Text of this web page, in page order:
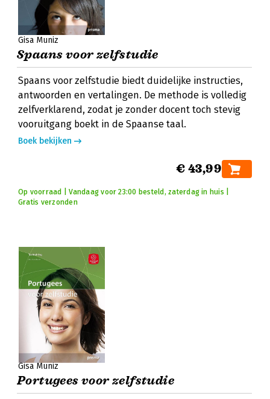
Gisa Muniz
Spaans voor zelfstudie
Spaans voor zelfstudie biedt duidelijke instructies,
antwoorden en vertalingen. De methode is volledig
zelfverklarend, zodat je zonder docent toch stevig
vooruitgang boekt in de Spaanse taal.
Boek bekijken
€ 43,99
Op voorraad | Vandaag voor 23:00 besteld, zaterdag in huis |
Gratis verzonden
Gisa Muniz
Portugees voor zelfstudie